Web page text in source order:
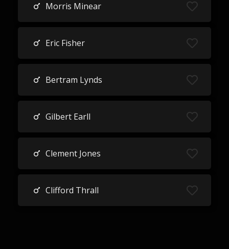
Morris Minear
Eric Fisher
Bertram Lynds
Gilbert Earll
Clement Jones
Clifford Thrall